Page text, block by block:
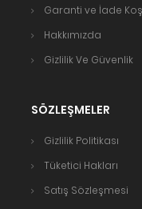
Garanti ve İade
Hakkımızda
Gizlilik Ve Güvenlik
SÖZLEŞMELER
Gizlilik Politikası
Tüketici Hakları
Satış Sözleşmesi